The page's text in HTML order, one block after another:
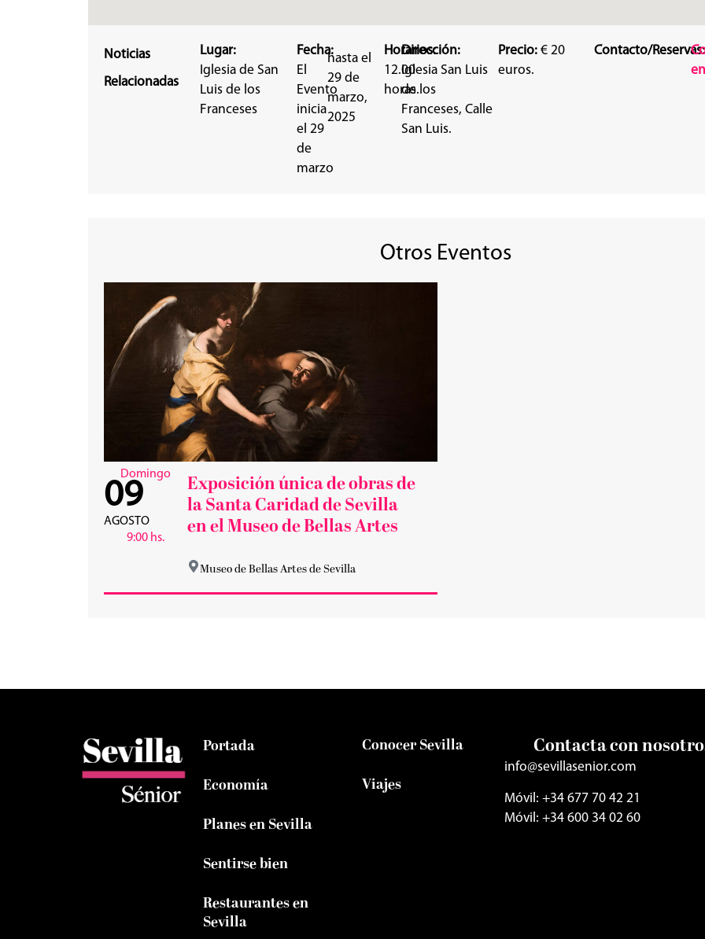
Noticias
Relacionadas
Lugar:
Iglesia de San
Luis de los
Franceses
Fecha:
El
Evento
inicia
el 29
de
marzo
hasta el
29 de
marzo,
2025
Horarios:
12.00
horas.
Dirección:
Iglesia San Luis
de los
Franceses, Calle
San Luis.
Precio: € 20
euros.
Contacto/Reservas:
Otros Eventos
Domingo
09
AGOSTO
9:00 hs.
Exposición única de obras de
la Santa Caridad de Sevilla
en el Museo de Bellas Artes
Museo de Bellas Artes de Sevilla
Portada
Economía
Planes en Sevilla
Sentirse bien
Restaurantes en
Sevilla
Conocer Sevilla
Viajes
Contacta con
info@sevillasenior.com
Móvil: +34 677 70 42 21
Móvil: +34 600 34 02 60